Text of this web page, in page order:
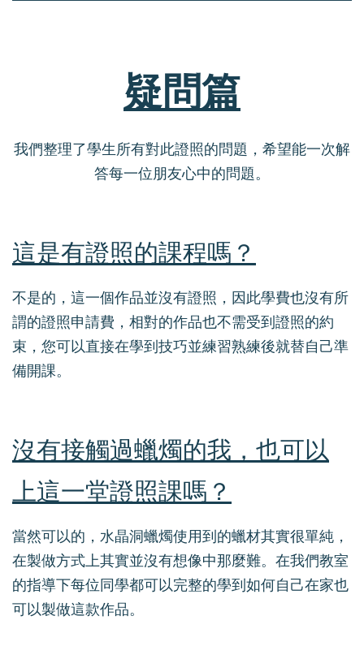
疑問篇
我們整理了學生所有對此證照的問題，希望能一次解
答每一位朋友心中的問題。
這是有證照的課程嗎？
不是的，這一個作品並沒有證照，因此學費也沒有所
謂的證照申請費，相對的作品也不需受到證照的約
束，您可以直接在學到技巧並練習熟練後就替自己準
備開課。
沒有接觸過蠟燭的我，也可以
上這一堂證照課嗎？
當然可以的，水晶洞蠟燭使用到的蠟材其實很單純，
在製做方式上其實並沒有想像中那麼難。在我們教室
的指導下每位同學都可以完整的學到如何自己在家也
可以製做這款作品。